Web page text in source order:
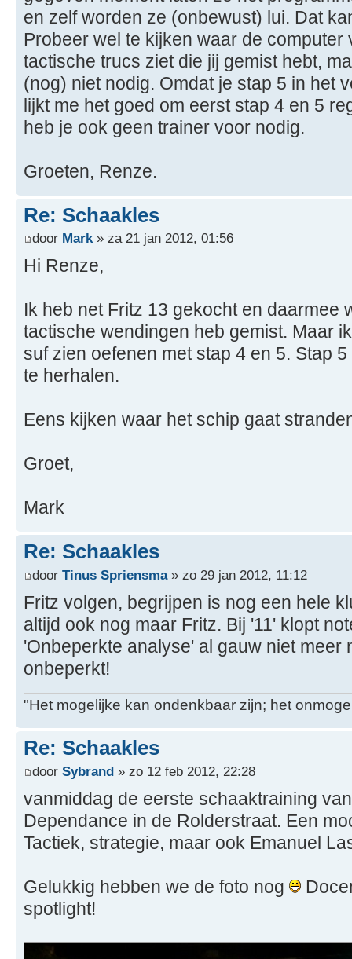
en zelf worden ze (onbewust) lui. Dat
Probeer wel te kijken waar de computer
tactische trucs ziet die jij gemist hebt,
(nog) niet nodig. Omdat je stap 5 in het
lijkt me het goed om eerst stap 4 en 5
heb je ook geen trainer voor nodig.
Groeten, Renze.
Re: Schaakles
door Mark» za 21 jan 2012, 01:56
Hi Renze,
Ik heb net Fritz 13 gekocht en daarmee
tactische wendingen heb gemist. Maar
suf zien oefenen met stap 4 en 5. Stap
te herhalen.
Eens kijken waar het schip gaat
Groet,
Mark
Re: Schaakles
door Tinus Spriensma» zo 29 jan 2012, 11:12
Fritz volgen, begrijpen is nog een hele
altijd ook nog maar Fritz. Bij '11' klopt
'Onbeperkte analyse' al gauw niet meer
onbeperkt!
"Het mogelijke kan ondenkbaar zijn; het
Re: Schaakles
door Sybrand » zo 12 feb 2012, 22:28
vanmiddag de eerste schaaktraining
Dependance in de Rolderstraat. Een
Tactiek, strategie, maar ook Emanuel
Gelukkig hebben we de foto nog
spotlight!